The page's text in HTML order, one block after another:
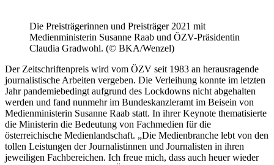
Die Preisträgerinnen und Preisträger 2021 mit
Medienministerin Susanne Raab und ÖZV-Präsidentin
Claudia Gradwohl. (© BKA/Wenzel)
Der Zeitschriftenpreis wird vom ÖZV seit 1983 an herausragende
journalistische Arbeiten vergeben. Die Verleihung konnte im letzten
Jahr pandemiebedingt aufgrund des Lockdowns nicht abgehalten
werden und fand nunmehr im Bundeskanzleramt im Beisein von
Medienministerin Susanne Raab statt. In ihrer Keynote thematisierte
die Ministerin die Bedeutung von Fachmedien für die
österreichische Medienlandschaft. „Die Medienbranche lebt von den
tollen Leistungen der Journalistinnen und Journalisten in ihren
jeweiligen Fachbereichen. Ich freue mich, dass auch heuer wieder